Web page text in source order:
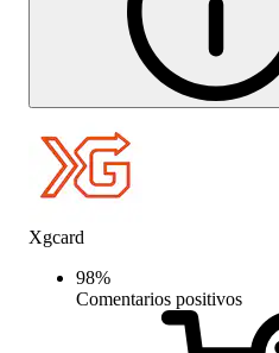
Xgcard
98%
Comentarios positivos